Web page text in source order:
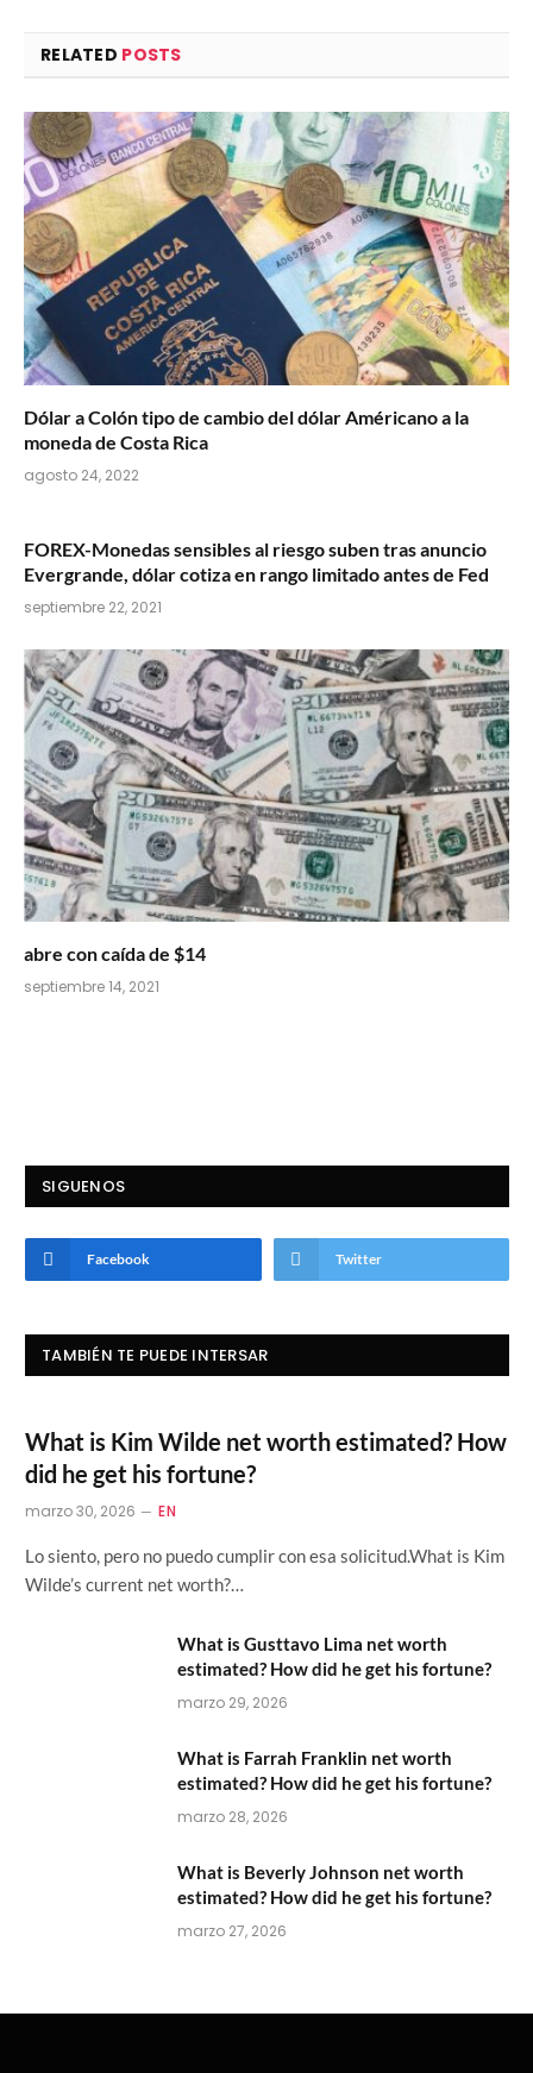
RELATED POSTS
Dólar a Colón tipo de cambio del dólar Américano a la
moneda de Costa Rica
agosto 24, 2022
FOREX-Monedas sensibles al riesgo suben tras anuncio
Evergrande, dólar cotiza en rango limitado antes de Fed
septiembre 22, 2021
abre con caída de $14
septiembre 14, 2021
SIGUENOS
Facebook Twitter
TAMBIÉN TE PUEDE INTERSAR
What is Kim Wilde net worth estimated? How
did he get his fortune?
marzo 30, 2026 EN
Lo siento, pero no puedo cumplir con esa solicitud.What is Kim
Wilde’s current net worth?…
What is Gusttavo Lima net worth
estimated? How did he get his fortune?
marzo 29, 2026
What is Farrah Franklin net worth
estimated? How did he get his fortune?
marzo 28, 2026
What is Beverly Johnson net worth
estimated? How did he get his fortune?
marzo 27, 2026